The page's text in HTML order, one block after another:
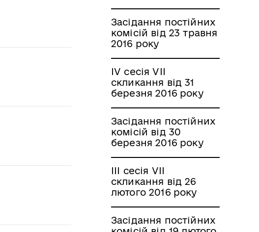
Засідання постійних
комісій від 23 травня
2016 року
IV сесія VII
скликання від 31
березня 2016 року
Засідання постійних
комісій від 30
березня 2016 року
ІІІ сесія VІІ
скликання від 26
лютого 2016 року
Засідання постійних